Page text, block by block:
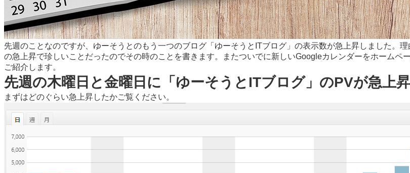
先週のことなのですが、ゆーそうとのもう一つのブログ「ゆーそうとITブログ」の表示数が急上昇しました。
の急上昇で珍しいことだったのでその時のことを書きます。またついでに新しいGoogleカレンダーをホームペ
ご紹介します。
先週の木曜日と金曜日に「ゆーそうとITブログ」のPVが急上昇
まずはどのぐらい急上昇したかご覧ください。